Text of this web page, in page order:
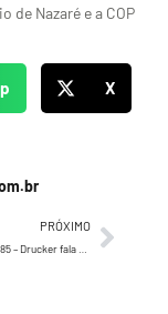
de Nazaré e a COP
X
PRÓXIMO